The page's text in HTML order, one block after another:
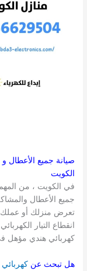
صيانة جميع الأعطال
الكويت
في الكويت ، من
جميع الأعطال
تعرض منزلك أو عملك
انقطاع التيار
كهربائي هندي مؤهل
هل تبحث عنكهربائي